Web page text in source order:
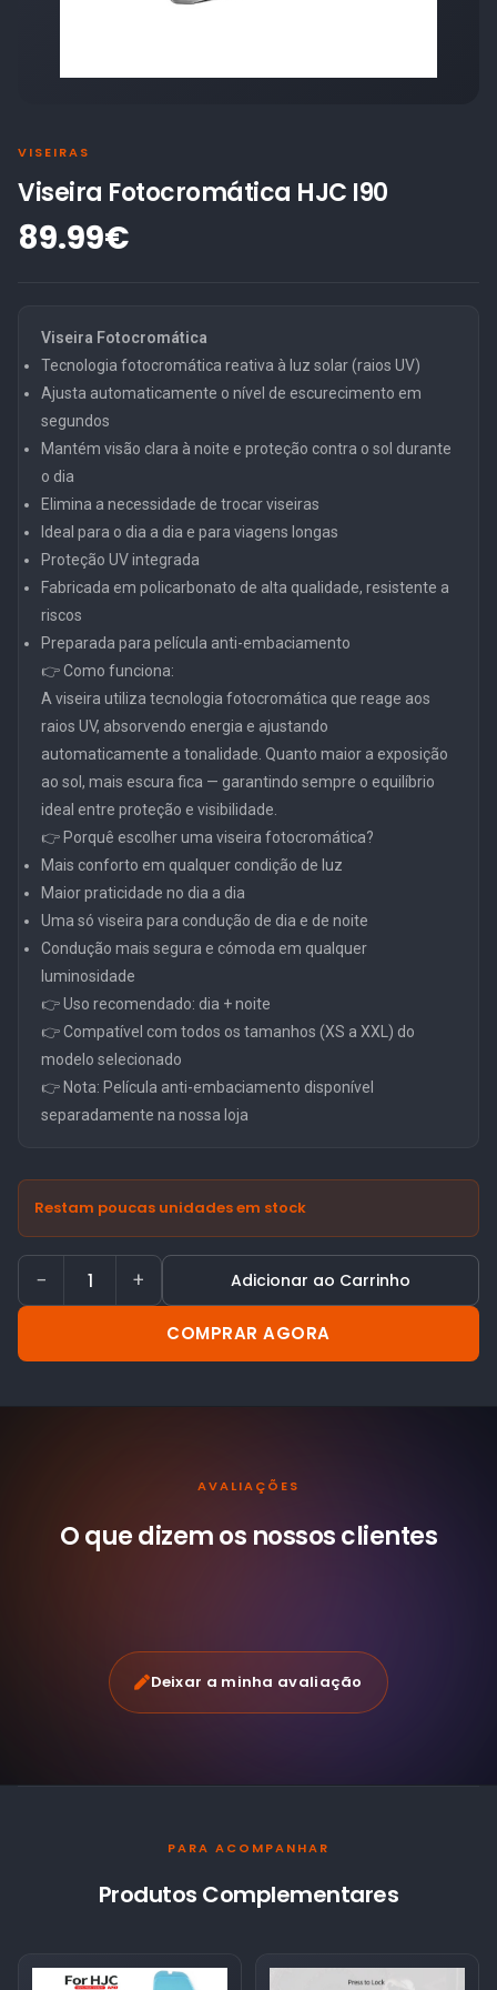
VISEIRAS
Viseira Fotocromática HJC I90
89.99€
Viseira Fotocromática
Tecnologia fotocromática reativa à luz solar (raios UV)
Ajusta automaticamente o nível de escurecimento em
segundos
Mantém visão clara à noite e proteção contra o sol durante
o dia
Elimina a necessidade de trocar viseiras
Ideal para o dia a dia e para viagens longas
Proteção UV integrada
Fabricada em policarbonato de alta qualidade, resistente a
riscos
Preparada para película anti-embaciamento
👉 Como funciona:
A viseira utiliza tecnologia fotocromática que reage aos
raios UV, absorvendo energia e ajustando
automaticamente a tonalidade. Quanto maior a exposição
ao sol, mais escura fica — garantindo sempre o equilíbrio
ideal entre proteção e visibilidade.
👉 Porquê escolher uma viseira fotocromática?
Mais conforto em qualquer condição de luz
Maior praticidade no dia a dia
Uma só viseira para condução de dia e de noite
Condução mais segura e cómoda em qualquer
luminosidade
👉 Uso recomendado: dia + noite
👉 Compatível com todos os tamanhos (XS a XXL) do
modelo selecionado
👉 Nota: Película anti-embaciamento disponível
separadamente na nossa loja
Restam poucas unidades em stock
− + Adicionar ao Carrinho
COMPRAR AGORA
AVALIAÇÕES
O que dizem os nossosclientes
Deixar a minha avaliação
PARA ACOMPANHAR
Produtos Complementares